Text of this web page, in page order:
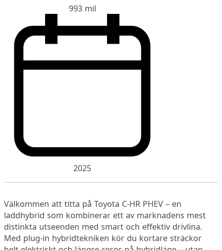
993 mil
2025
Välkommen att titta på Toyota C-HR PHEV – en
laddhybrid som kombinerar ett av marknadens mest
distinkta utseenden med smart och effektiv drivlina.
Med plug-in hybridtekniken kör du kortare sträckor